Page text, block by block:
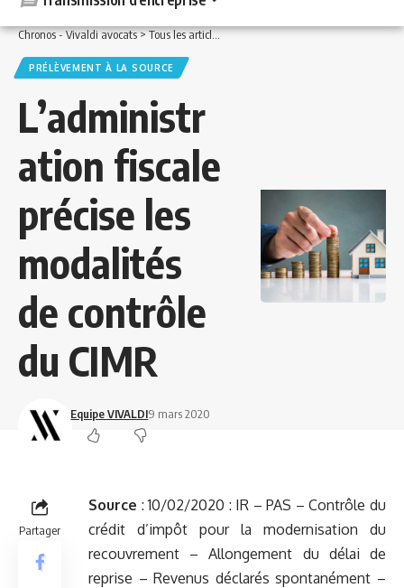
Chronos - Vivaldi avocats>Tous les articles >Fiscal>Prélèvement à la source>
PRÉLÈVEMENT À LA SOURCE
L’administr
ation fiscale
précise les
modalités
de contrôle
du CIMR
Equipe VIVALDI9 mars 2020
Partager
Source : 10/02/2020 : IR – PAS – Contrôle du
crédit d’impôt pour la modernisation du
recouvrement – Allongement du délai de
reprise – Revenus déclarés spontanément –